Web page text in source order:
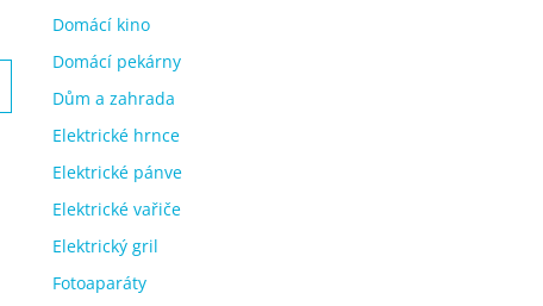
Domácí kino
Domácí pekárny
Dům a zahrada
Elektrické hrnce
Elektrické pánve
Elektrické vařiče
Elektrický gril
Fotoaparáty